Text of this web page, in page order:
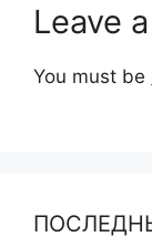
Leave
You must be